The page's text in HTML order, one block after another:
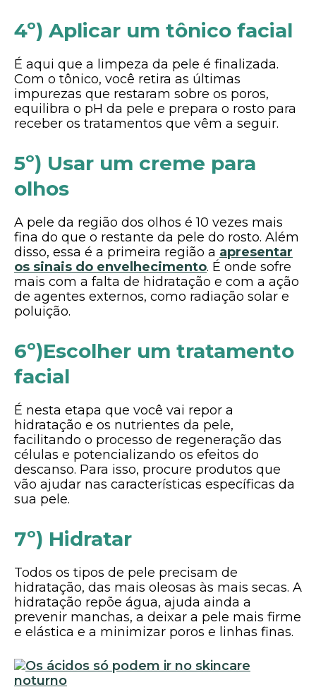
4º) Aplicar um tônico facial
É aqui que a limpeza da pele é finalizada.
Com o tônico, você retira as últimas
impurezas que restaram sobre os poros,
equilibra o pH da pele e prepara o rosto para
receber os tratamentos que vêm a seguir.
5º) Usar um creme para
olhos
A pele da região dos olhos é 10 vezes mais
fina do que o restante da pele do rosto. Além
disso, essa é a primeira região a apresentar
os sinais do envelhecimento. É onde sofre
mais com a falta de hidratação e com a ação
de agentes externos, como radiação solar e
poluição.
6º)Escolher um tratamento
facial
É nesta etapa que você vai repor a
hidratação e os nutrientes da pele,
facilitando o processo de regeneração das
células e potencializando os efeitos do
descanso. Para isso, procure produtos que
vão ajudar nas características específicas da
sua pele.
7º) Hidratar
Todos os tipos de pele precisam de
hidratação, das mais oleosas às mais secas. A
hidratação repõe água, ajuda ainda a
prevenir manchas, a deixar a pele mais firme
e elástica e a minimizar poros e linhas finas.